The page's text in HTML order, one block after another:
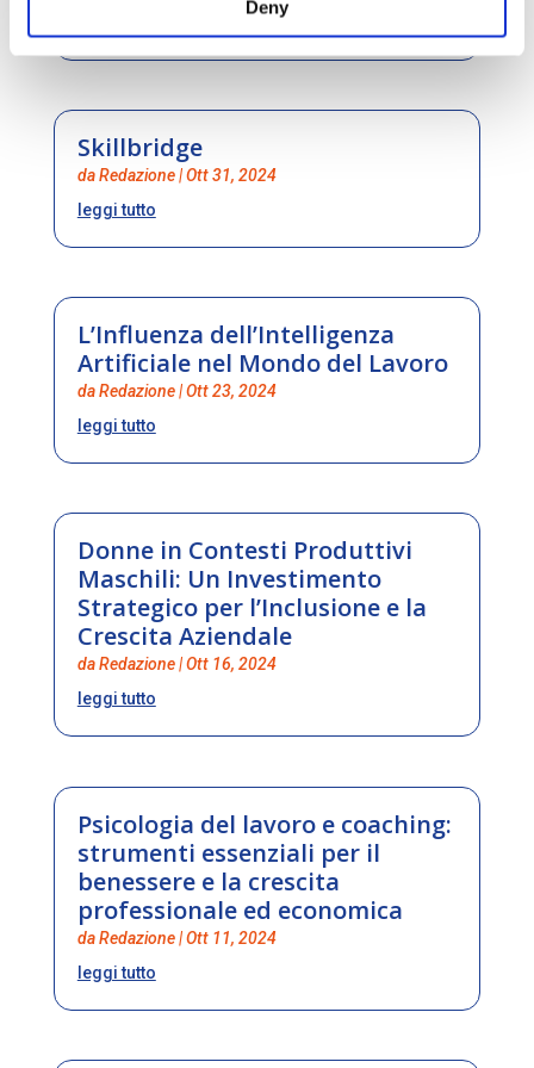
Deny
Skillbridge
daRedazione|Ott 31, 2024
leggi tutto
L’Influenza dell’Intelligenza
Artificiale nel Mondo del Lavoro
daRedazione|Ott 23, 2024
leggi tutto
Donne in Contesti Produttivi
Maschili: Un Investimento
Strategico per l’Inclusione e la
Crescita Aziendale
daRedazione|Ott 16, 2024
leggi tutto
Psicologia del lavoro e coaching:
strumenti essenziali per il
benessere e la crescita
professionale ed economica
daRedazione|Ott 11, 2024
leggi tutto